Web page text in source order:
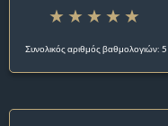
Συνολικός αριθμός βαθμολογιών: 5